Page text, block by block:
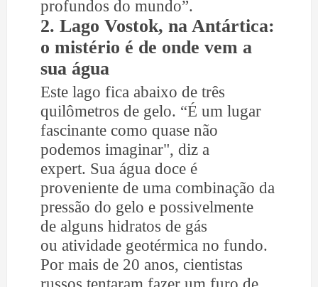
profundos do mundo”.
2. Lago Vostok, na Antártica:
o mistério é de onde vem a
sua água
Este lago fica abaixo de três
quilômetros de gelo. “É um lugar
fascinante como quase não
podemos imaginar", diz a
expert. Sua água doce é
proveniente de uma combinação da
pressão do gelo e possivelmente
de alguns hidratos de gás
ou atividade geotérmica no fundo.
Por mais de 20 anos, cientistas
russos tentaram fazer um furo de